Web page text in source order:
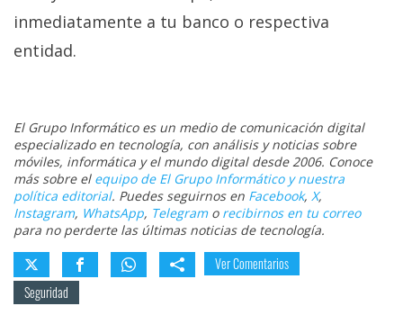
inmediatamente a tu banco o respectiva
entidad.
El Grupo Informático es un medio de comunicación digital
especializado en tecnología, con análisis y noticias sobre
móviles, informática y el mundo digital desde 2006. Conoce
más sobre el equipo de El Grupo Informático y nuestra
política editorial. Puedes seguirnos en Facebook, X,
Instagram, WhatsApp, Telegramo recibirnos en tu correo
para no perderte las últimas noticias de tecnología.
Ver Comentarios
Seguridad